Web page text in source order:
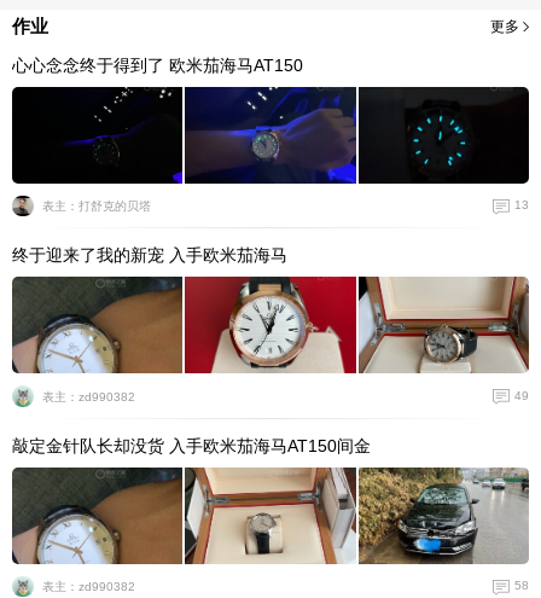
作业 更多
心心念念终于得到了 欧米茄海马AT150
表主：打舒克的贝塔 13
终于迎来了我的新宠 入手欧米茄海马
表主：zd990382 49
敲定金针队长却没货 入手欧米茄海马AT150间金
表主：zd990382 58